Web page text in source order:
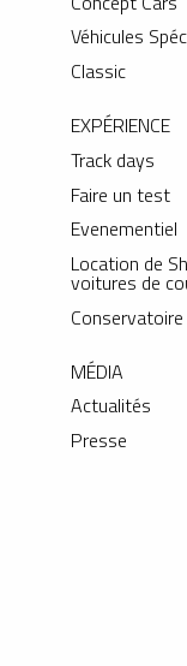
Véhicules
Classic
EXPÉRIENCE
Track days
Faire un test
Evenementiel
Location de
voitures de
MÉDIA
Actualités
Presse